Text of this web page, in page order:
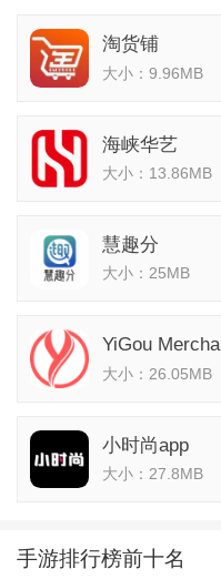
淘货铺
大小：9.96MB
海峡华艺
大小：13.86MB
慧趣分
大小：25MB
YiGou
大小：26.05MB
小时尚app
大小：27.8MB
手游排行榜前十名